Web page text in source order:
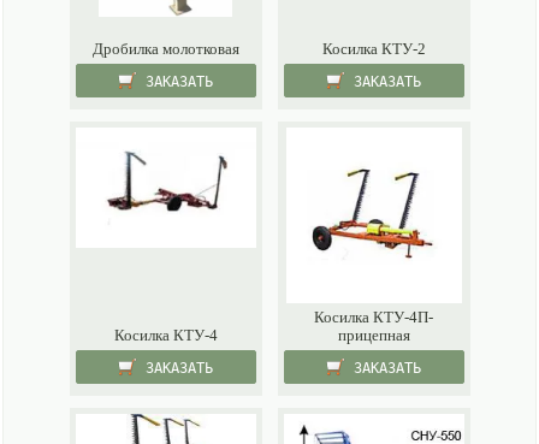
ЗАКАЗАТЬ
Дробилка молотковая
ЗАКАЗАТЬ
Косилка КТУ-2
ЗАКАЗАТЬ
Косилка КТУ-4
ЗАКАЗАТЬ
Косилка КТУ-4П-
прицепная